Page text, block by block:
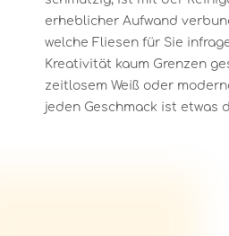
erheblicher Aufwand
welche Fliesen für Sie
Kreativität kaum Grenzen
zeitlosem Weiß oder
jeden Geschmack ist etwas